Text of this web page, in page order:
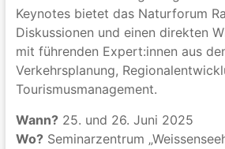
Keynotes bietet das Naturforum
Diskussionen und einen direkten
mit führenden Expert:innen aus
Verkehrsplanung,
Tourismusmanagement.
Wann?25. und 26. Juni 2025
Wo?Seminarzentrum